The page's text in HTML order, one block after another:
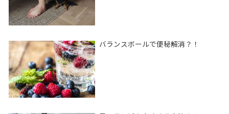
バランスボールで便秘解消？！